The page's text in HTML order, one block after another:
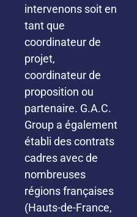
intervenons soit en
tant que
coordinateur de
projet,
coordinateur de
proposition ou
partenaire. G.A.C.
Group a également
établi des contrats
cadres avec de
nombreuses
régions françaises
(Hauts-de-France,